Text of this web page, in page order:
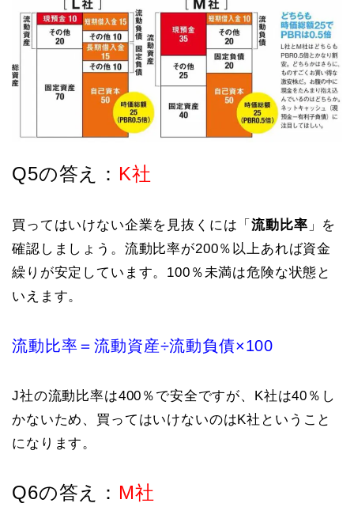
Q5の答え： K社
買ってはいけない企業を見抜くには「流動比率 」を
確認しましょう。流動比率が200％以上あれば資金
繰りが安定しています。100％未満は危険な状態と
いえます。
流動比率＝流動資産÷流動負債×100
J社の流動比率は400％で安全ですが、K社は40％し
かないため、買ってはいけないのはK社ということ
になります。
Q6の答え： M社